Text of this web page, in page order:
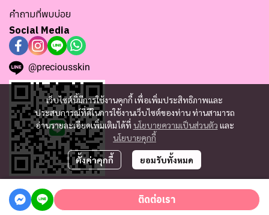
ติดต่อเรา
เว็บไซต์นี้มีการใช้งานคุกกี้ เพื่อเพิ่มประสิทธิภาพและ
ประสบการณ์ที่ดีในการใช้งานเว็บไซต์ของท่าน ท่านสามารถ
อ่านรายละเอียดเพิ่มเติมได้ที่ นโยบายความเป็นส่วนตัว และ
นโยบายคุกกี้
ตั้งค่าคุกกี้ ยอมรับทั้งหมด
คำถามที่พบบ่อย
Social Media
@preciousskin
Copyright since 2025 | Tofu Skincare Co., Ltd. tofuskincarethailand.com | All
Rights Reserved | TAX ID : 0105561125175